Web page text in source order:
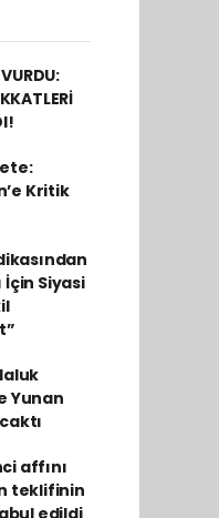
Kritik
İçin Siyasi
Yunan
affını
teklifinin
edildi